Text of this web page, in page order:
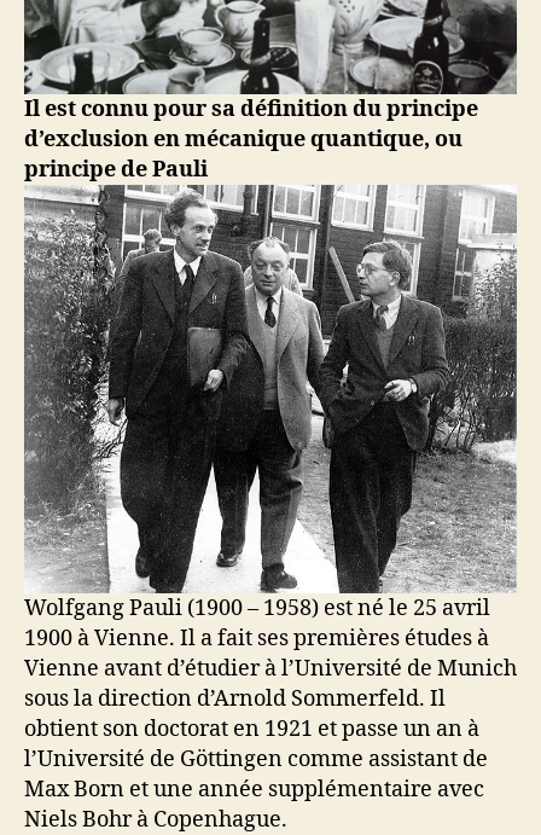
Il est connu pour sa définition du principe
d’exclusion en mécanique quantique, ou
principe de Pauli
Wolfgang Pauli (1900 – 1958) est né le 25 avril
1900 à Vienne. Il a fait ses premières études à
Vienne avant d’étudier à l’Université de Munich
sous la direction d’Arnold Sommerfeld. Il
obtient son doctorat en 1921 et passe un an à
l’Université de Göttingen comme assistant de
Max Born et une année supplémentaire avec
Niels Bohr à Copenhague.